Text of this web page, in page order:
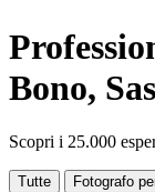
Bono,
Scopri i 25.000
Tutte Fotografo